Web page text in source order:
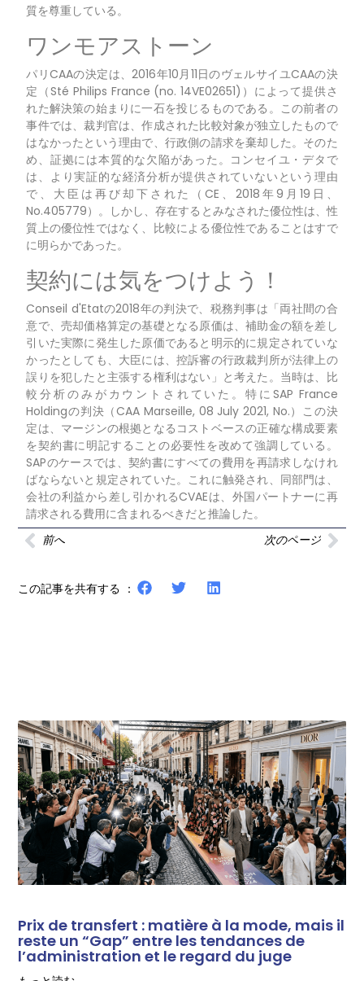
質を尊重している。
ワンモアストーン
パリCAAの決定は、2016年10月11日のヴェルサイユCAAの決
定（Sté Philips France (no. 14VE02651)）によって提供さ
れた解決策の始まりに一石を投じるものである。この前者の
事件では、裁判官は、作成された比較対象が独立したもので
はなかったという理由で、行政側の請求を棄却した。そのた
め、証拠には本質的な欠陥があった。コンセイユ・デタで
は、より実証的な経済分析が提供されていないという理由
で、大臣は再び却下された（CE、2018年9月19日、
No.405779）。しかし、存在するとみなされた優位性は、性
質上の優位性ではなく、比較による優位性であることはすで
に明らかであった。
契約には気をつけよう！
Conseil d'Etatの2018年の判決で、税務判事は「両社間の合
意で、売却価格算定の基礎となる原価は、補助金の額を差し
引いた実際に発生した原価であると明示的に規定されていな
かったとしても、大臣には、控訴審の行政裁判所が法律上の
誤りを犯したと主張する権利はない」と考えた。当時は、比
較分析のみがカウントされていた。特にSAP France
Holdingの判決（CAA Marseille, 08 July 2021, No.）この決
定は、マージンの根拠となるコストベースの正確な構成要素
を契約書に明記することの必要性を改めて強調している。
SAPのケースでは、契約書にすべての費用を再請求しなけれ
ばならないと規定されていた。これに触発され、同部門は、
会社の利益から差し引かれるCVAEは、外国パートナーに再
請求される費用に含まれるべきだと推論した。
前へ
次のページ
この記事を共有する ：
その他の記事
Prix de transfert : matière à la mode, mais il
reste un “Gap” entre les tendances de
l’administration et le regard du juge